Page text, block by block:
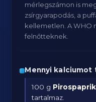
mérlegszámon is
zsírgyarapodás, a
kellemetlen. A WHO
felnőtteknek.
Mennyi kalciumot
100 g
tartalmaz.